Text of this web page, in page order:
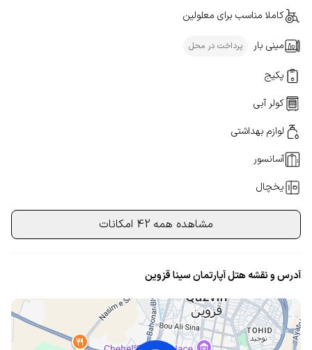
کاملا مناسب برای معلولین
مینی بار پرداخت در محل
پکیج
کولر آبی
لوازم بهداشتی
آسانسور
یخچال
مشاهده همه 42 امکانات
آدرس و نقشه هتل آپارتمان سینا قزوین